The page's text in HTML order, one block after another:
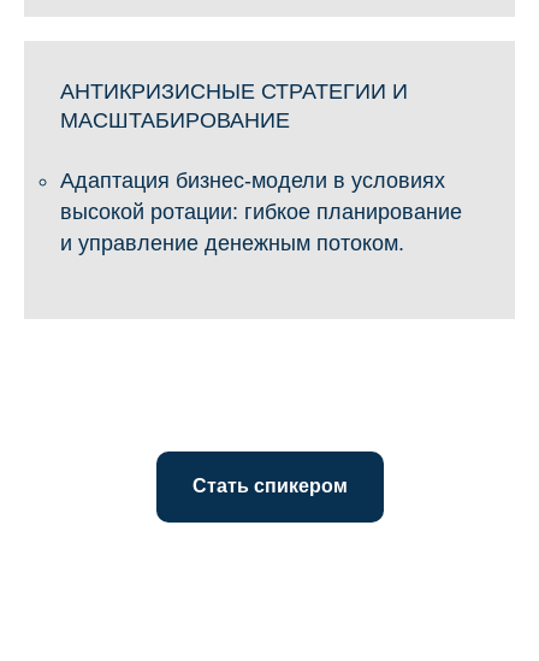
АНТИКРИЗИСНЫЕ СТРАТЕГИИ И
МАСШТАБИРОВАНИЕ
Адаптация бизнес-модели в условиях
высокой ротации: гибкое планирование
и управление денежным потоком.
Стать спикером